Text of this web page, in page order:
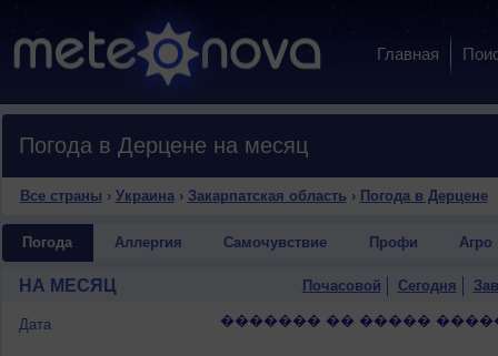
Главная
Погода в Дерцене на месяц
Все страны › Украина› Закарпатская область › Погода в Дерцене
Погода Аллергия Самочувствие Профи Агро
НА МЕСЯЦ Почасовой Сегодня
Дата ������� �� �����